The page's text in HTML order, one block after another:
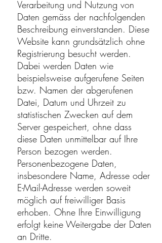
Verarbeitung und Nutzung von
Daten gemäss der nachfolgenden
Beschreibung einverstanden. Diese
Website kann grundsätzlich ohne
Registrierung besucht werden.
Dabei werden Daten wie
beispielsweise aufgerufene Seiten
bzw. Namen der abgerufenen
Datei, Datum und Uhrzeit zu
statistischen Zwecken auf dem
Server gespeichert, ohne dass
diese Daten unmittelbar auf Ihre
Person bezogen werden.
Personenbezogene Daten,
insbesondere Name, Adresse oder
E-Mail-Adresse werden soweit
möglich auf freiwilliger Basis
erhoben. Ohne Ihre Einwilligung
erfolgt keine Weitergabe der Daten
an Dritte.